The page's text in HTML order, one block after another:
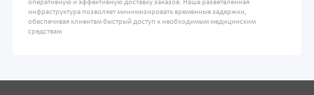
оперативную и эффективную доставку заказов. Наша разветвленная
инфраструктура позволяет минимизировать временные задержки,
обеспечивая клиентам быстрый доступ к необходимым медицинским
средствам